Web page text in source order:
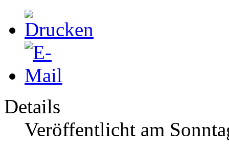
Details
Veröffentlicht am